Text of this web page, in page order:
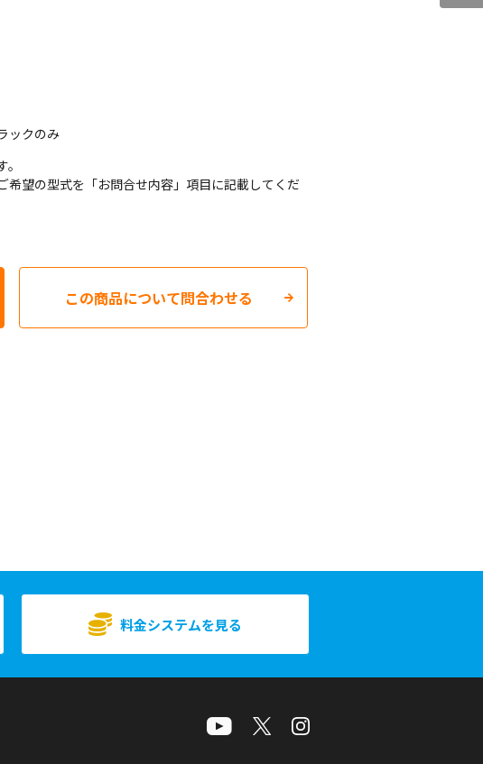
ックのみ
望の型式を「お問合せ内容」項目に記載してくだ
この商品について問合わせる
料金システムを見る